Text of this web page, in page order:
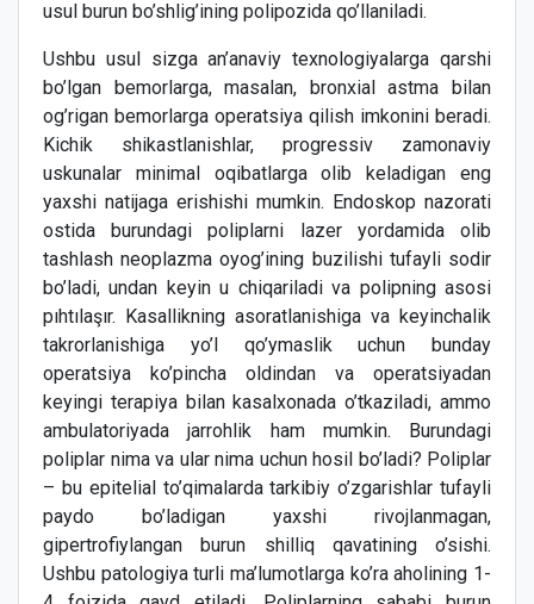
usul burun bo’shlig’ining polipozida qo’llaniladi.
Ushbu usul sizga an’anaviy texnologiyalarga qarshi
bo’lgan bemorlarga, masalan, bronxial astma bilan
og’rigan bemorlarga operatsiya qilish imkonini beradi.
Kichik shikastlanishlar, progressiv zamonaviy
uskunalar minimal oqibatlarga olib keladigan eng
yaxshi natijaga erishishi mumkin. Endoskop nazorati
ostida burundagi poliplarni lazer yordamida olib
tashlash neoplazma oyog’ining buzilishi tufayli sodir
bo’ladi, undan keyin u chiqariladi va polipning asosi
pıhtılaşır. Kasallikning asoratlanishiga va keyinchalik
takrorlanishiga yo’l qo’ymaslik uchun bunday
operatsiya ko’pincha oldindan va operatsiyadan
keyingi terapiya bilan kasalxonada o’tkaziladi, ammo
ambulatoriyada jarrohlik ham mumkin. Burundagi
poliplar nima va ular nima uchun hosil bo’ladi? Poliplar
– bu epitelial to’qimalarda tarkibiy o’zgarishlar tufayli
paydo bo’ladigan yaxshi rivojlanmagan,
gipertrofiylangan burun shilliq qavatining o’sishi.
Ushbu patologiya turli ma’lumotlarga ko’ra aholining 1-